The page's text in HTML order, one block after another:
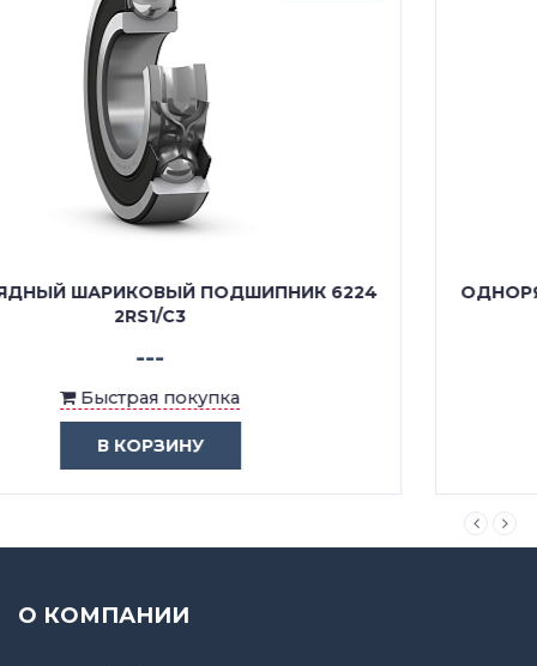
ОДНОРЯДНЫЙ ШАРИКОВЫЙ ПОДШИПНИК 6224
Быстрая покупка
О КОМПАНИИ